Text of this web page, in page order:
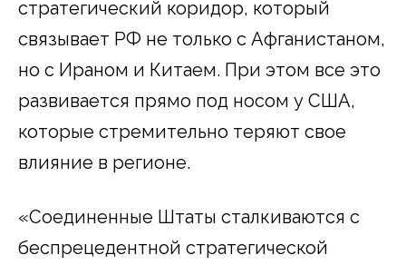
стратегический коридор, который
связывает РФ не только с Афганистаном,
но с Ираном и Китаем. При этом все это
развивается прямо под носом у США,
которые стремительно теряют свое
влияние в регионе.
«Соединенные Штаты сталкиваются с
беспрецедентной стратегической